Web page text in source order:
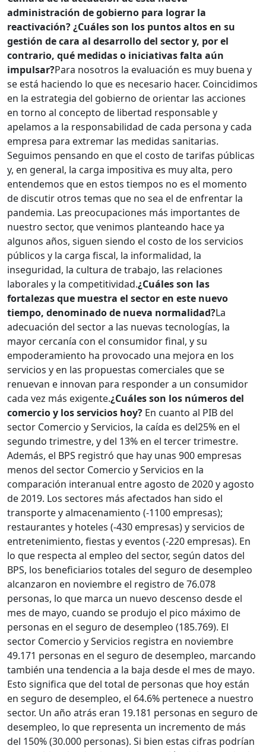
administración de gobierno para lograr la
reactivación? ¿Cuáles son los puntos altos en su
gestión de cara al desarrollo del sector y, por el
contrario, qué medidas o iniciativas falta aún
impulsar?Para nosotros la evaluación es muy buena y
se está haciendo lo que es necesario hacer. Coincidimos
en la estrategia del gobierno de orientar las acciones
en torno al concepto de libertad responsable y
apelamos a la responsabilidad de cada persona y cada
empresa para extremar las medidas sanitarias.
Seguimos pensando en que el costo de tarifas públicas
y, en general, la carga impositiva es muy alta, pero
entendemos que en estos tiempos no es el momento
de discutir otros temas que no sea el de enfrentar la
pandemia. Las preocupaciones más importantes de
nuestro sector, que venimos planteando hace ya
algunos años, siguen siendo el costo de los servicios
públicos y la carga fiscal, la informalidad, la
inseguridad, la cultura de trabajo, las relaciones
laborales y la competitividad.¿Cuáles son las
fortalezas que muestra el sector en este nuevo
tiempo, denominado de nueva normalidad?La
adecuación del sector a las nuevas tecnologías, la
mayor cercanía con el consumidor final, y su
empoderamiento ha provocado una mejora en los
servicios y en las propuestas comerciales que se
renuevan e innovan para responder a un consumidor
cada vez más exigente.¿Cuáles son los números del
comercio y los servicios hoy? En cuanto al PIB del
sector Comercio y Servicios, la caída es del25% en el
segundo trimestre, y del 13% en el tercer trimestre.
Además, el BPS registró que hay unas 900 empresas
menos del sector Comercio y Servicios en la
comparación interanual entre agosto de 2020 y agosto
de 2019. Los sectores más afectados han sido el
transporte y almacenamiento (-1100 empresas);
restaurantes y hoteles (-430 empresas) y servicios de
entretenimiento, fiestas y eventos (-220 empresas). En
lo que respecta al empleo del sector, según datos del
BPS, los beneficiarios totales del seguro de desempleo
alcanzaron en noviembre el registro de 76.078
personas, lo que marca un nuevo descenso desde el
mes de mayo, cuando se produjo el pico máximo de
personas en el seguro de desempleo (185.769). El
sector Comercio y Servicios registra en noviembre
49.171 personas en el seguro de desempleo, marcando
también una tendencia a la baja desde el mes de mayo.
Esto significa que del total de personas que hoy están
en seguro de desempleo, el 64.6% pertenece a nuestro
sector. Un año atrás eran 19.181 personas en seguro de
desempleo, lo que representa un incremento de más
del 150% (30.000 personas). Si bien estas cifras podrían